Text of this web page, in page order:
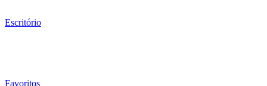
Escritório
Favoritos